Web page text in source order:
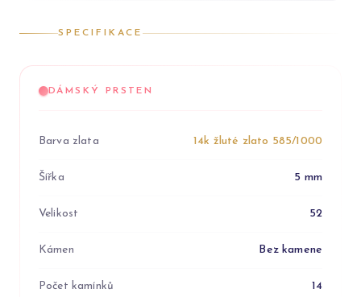
SPECIFIKACE
DÁMSKÝ PRSTEN
Barva zlata 14k žluté zlato 585/1000
Šířka 5 mm
Velikost 52
Kámen Bez kamene
Počet kamínků 14